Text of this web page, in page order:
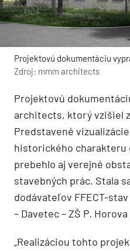
Projektovú dokumentáciu
Zdroj: mmm architects
Projektovú
architects, ktorý vzišiel
Predstavené
historického charakteru
prebehlo aj verejné
stavebných prác. Stala
dodávateľov FFECT-
– Davetec – ZŠ P.
„Realizáciou tohto